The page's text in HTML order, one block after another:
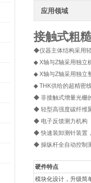
应用领域
接触式粗
◆仪器主体结构采用
◆ X轴与Z轴采用独立
◆ X轴与Z轴采用独立
◆ THK供给的超精密
◆ 非接触式增量光栅
◆ 轻型高强度碳纤维
◆ 电子反馈测力机构
◆ 快速装卸测针装置
◆ 操纵杆全自动控制
硬件特点
模块化设计，升级简